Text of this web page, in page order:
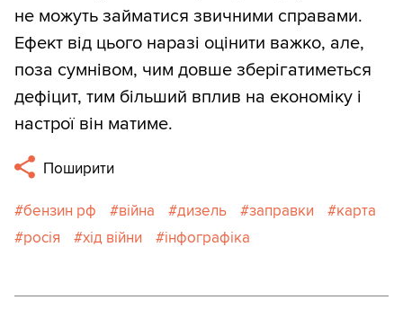
не можуть займатися звичними справами.
Ефект від цього наразі оцінити важко, але,
поза сумнівом, чим довше зберігатиметься
дефіцит, тим більший вплив на економіку і
настрої він матиме.
Поширити
бензин рф війна дизель заправки
карта
росія
хід війни інфографіка